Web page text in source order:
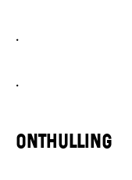
.
.
Onthulling